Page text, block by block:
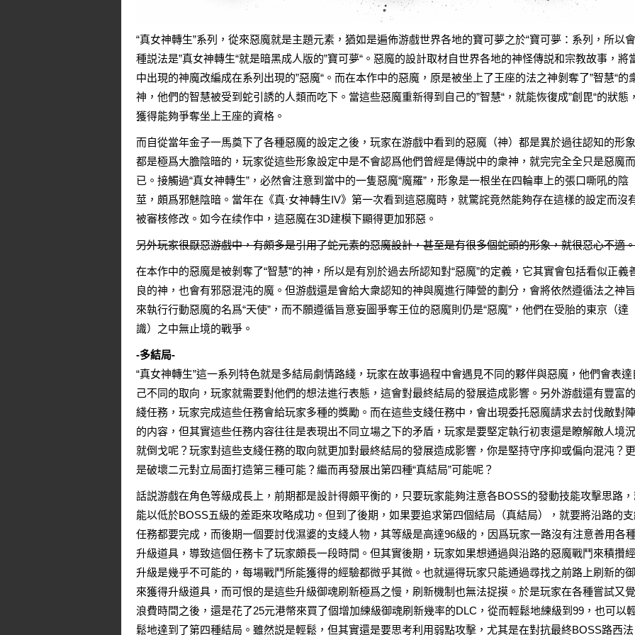
“真女神轉生”系列，從來惡魔就是主題元素，猶如是遍佈游戲世界各地的寶可夢之於“寶可夢：系列，所以
種説法是”真女神轉生“就是暗黑成人版的”寶可夢“。惡魔的設計取材自世界各地的神怪傳説和宗教故事，將
中出現的神魔改編成在系列出現的”惡魔“。而在本作中的惡魔，原是被坐上了王座的法之神剝奪了”智慧“的
神，他們的智慧被受到蛇引誘的人類而吃下。當這些惡魔重新得到自己的”智慧“，就能恢復成”創毘“的狀態，
獲得能夠爭奪坐上王座的資格。
而自從當年金子一馬奠下了各種惡魔的設定之後，玩家在游戲中看到的惡魔（神）都是異於過往認知的形象
都是極爲大膽陰暗的，玩家從這些形象設定中是不會認爲他們曾經是傳説中的衆神，就完完全全只是惡魔而
已。接觸過“真女神轉生”，必然會注意到當中的一隻惡魔“魔羅”，形象是一根坐在四輪車上的張口嘶吼的陰
莖，頗爲邪魅陰暗。當年在《真·女神轉生IV》第一次看到這惡魔時，就驚詫竟然能夠存在這樣的設定而沒
被審核修改。如今在续作中，這惡魔在3D建模下顯得更加邪惡。
另外玩家很厭惡游戲中，有頗多是引用了蛇元素的惡魔設計，甚至是有很多個蛇頭的形象，就很惡心不適。
在本作中的惡魔是被剝奪了“智慧”的神，所以是有別於過去所認知對“惡魔”的定義，它其實會包括看似正義
良的神，也會有邪惡混沌的魔。但游戲還是會給大衆認知的神與魔進行陣營的劃分，會將依然遵循法之神
來執行行動惡魔的名爲“天使”，而不願遵循旨意妄圖爭奪王位的惡魔則仍是“惡魔”，他們在受胎的東京（達
識）之中無止境的戰爭。
-多結局-
“真女神轉生”這一系列特色就是多結局劇情路綫，玩家在故事過程中會遇見不同的夥伴與惡魔，他們會表達
己不同的取向，玩家就需要對他們的想法進行表態，這會對最終結局的發展造成影響。另外游戲還有豐富
綫任務，玩家完成這些任務會給玩家多種的獎勵。而在這些支綫任務中，會出現委托惡魔請求去討伐敵對
的内容，但其實這些任務内容往往是表現出不同立場之下的矛盾，玩家是要堅定執行初衷還是瞭解敵人境
就倒戈呢？玩家對這些支綫任務的取向就更加對最終結局的發展造成影響，你是堅持守序抑或偏向混沌？
是破壞二元對立局面打造第三種可能？繼而再發展出第四種“真結局”可能呢？
話説游戲在角色等級成長上，前期都是設計得頗平衡的，只要玩家能夠注意各BOSS的發動技能攻擊思路
能以低於BOSS五級的差距來攻略成功。但到了後期，如果要追求第四個結局（真結局），就要將沿路的
任務都要完成，而後期一個要討伐濕婆的支綫人物，其等級是高達96級的，因爲玩家一路沒有注意善用各
升級道具，導致這個任務卡了玩家頗長一段時間。但其實後期，玩家如果想通過與沿路的惡魔戰鬥來積攢
升級是幾乎不可能的，每場戰鬥所能獲得的經驗都微乎其微。也就逼得玩家只能通過尋找之前路上刷新的
來獲得升級道具，而可恨的是這些升級御魂刷新極爲之慢，刷新機制也無法捉摸。於是玩家在各種嘗試又
浪費時間之後，還是花了25元港幣來買了個增加練級御魂刷新幾率的DLC，從而輕鬆地練級到99，也可以
鬆地達到了第四種結局。雖然説是輕鬆，但其實還是要思考利用弱點攻擊，尤其是在對抗最終BOSS路西法